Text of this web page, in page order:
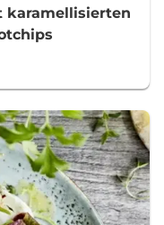
karamellisierten